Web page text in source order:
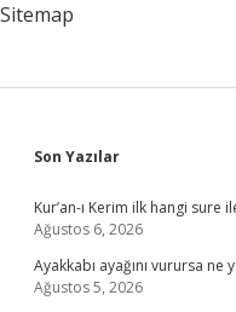
Sitemap
Sidebar
Son Yazılar
Kur’an-ı Kerim ilk hangi sure
Ağustos 6, 2026
Ayakkabı ayağını vurursa ne
Ağustos 5, 2026